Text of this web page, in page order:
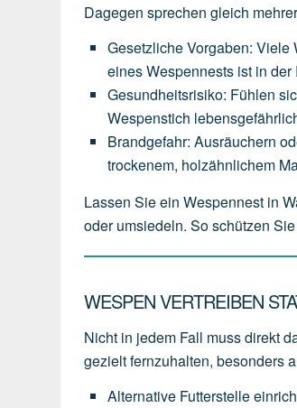
Dagegen sprechen gleich
Gesetzliche Vorgaben: Viele
einesWespennests ist in der
Gesundheitsrisiko: Fühlen
Wespenstich
Brandgefahr: Ausräuchern
trockenem, holzähnlichem
Lassen Sie ein Wespennest in
oder umsiedeln. So schützen
WESPEN VERTREIBEN
Nicht in jedem Fall muss direkt
gezielt fernzuhalten, besonders
Alternative Futterstelle